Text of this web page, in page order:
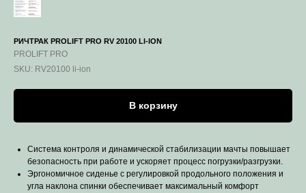
РИЧТРАК PROLIFT PRO RV 20100 LI-ION
PROLIFT PRO
SKU: RV20100 li-ion
В корзину
Система контроля и динамической стабилизации мачты повышает
безопасность при работе и ускоряет процесс погрузки/разгрузки.
Эргономичное сиденье с регулировкой продольного положения и
угла наклона спинки обеспечивает максимальный комфорт